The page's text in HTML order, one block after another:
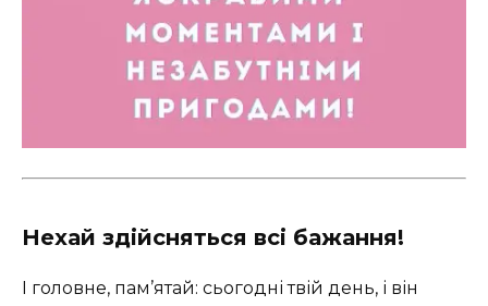
Нехай здійсняться всі бажання!
І головне, пам’ятай: сьогодні твій день, і він